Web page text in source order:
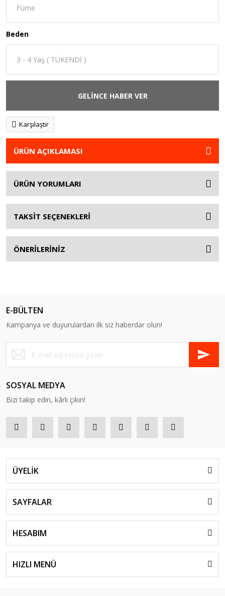
Beden
GELİNCE HABER VER
Karşılaştır
ÜRÜN AÇIKLAMASI
ÜRÜN YORUMLARI
TAKSİT SEÇENEKLERİ
ÖNERİLERİNİZ
E-BÜLTEN
Kampanya ve duyurulardan ilk siz haberdar olun!
SOSYAL MEDYA
Bizi takip edin, kârlı çıkın!
ÜYELİK
SAYFALAR
HESABIM
HIZLI MENÜ